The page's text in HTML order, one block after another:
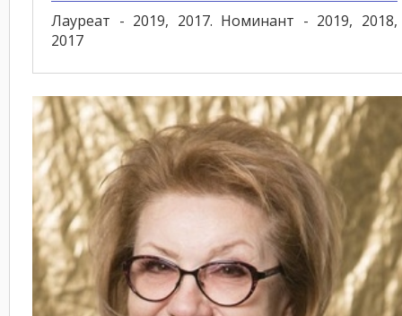
Лауреат - 2019, 2017. Номинант - 2019, 2018,
2017